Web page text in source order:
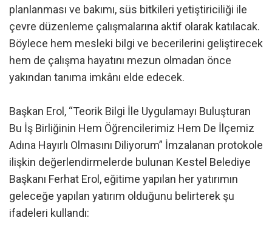
planlanması ve bakımı, süs bitkileri yetiştiriciliği ile
çevre düzenleme çalışmalarına aktif olarak katılacak.
Böylece hem mesleki bilgi ve becerilerini geliştirecek
hem de çalışma hayatını mezun olmadan önce
yakından tanıma imkânı elde edecek.
Başkan Erol, “Teorik Bilgi İle Uygulamayı Buluşturan
Bu İş Birliğinin Hem Öğrencilerimiz Hem De İlçemiz
Adına Hayırlı Olmasını Diliyorum” İmzalanan protokole
ilişkin değerlendirmelerde bulunan Kestel Belediye
Başkanı Ferhat Erol, eğitime yapılan her yatırımın
geleceğe yapılan yatırım olduğunu belirterek şu
ifadeleri kullandı: